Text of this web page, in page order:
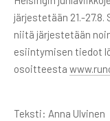
järjestetään 21.-
niitä järjestetään
esiintymisen tiedot
osoitteesta
Teksti: Anna Ulvinen